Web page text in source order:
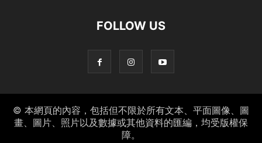
FOLLOW US
© 本網頁的內容，包括但不限於所有文本、平面圖像、圖
畫、圖片、照片以及數據或其他資料的匯編，均受版權保
障。